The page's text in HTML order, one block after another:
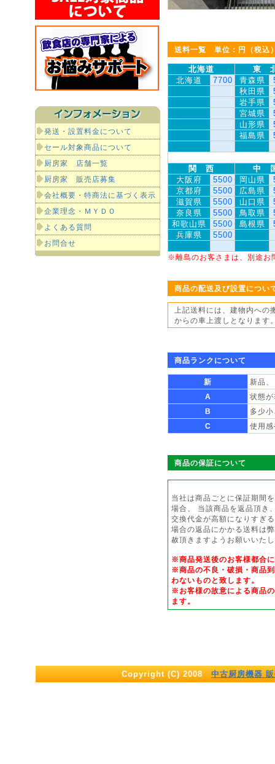
発送・設置料金について
セール対象商品について
厨房家 店舗一覧
厨房家 販売店募集
会社概要・特商法に基づく表示
企業理念・ＭＹＤＯ
よくある質問
お問合せ
送料一覧 単位：円（税込
北海道
東
北海道
7700 青森県
秋田県
岩手県
宮城県
山形県
福島県
関 西
中
大阪府
5500 岡山県
京都府
5500 広島県
滋賀県
5500 山口県
奈良県
5500 鳥取県
和歌山県
5500 島根県
兵庫県
5500
※離島のお客さまは、別途お
商品の配送及び設置につい
上記送料には、建物内へ
からの車上渡しとなります
商品ランクについて
新
新品
A
状態
B
多少
C
使用
商品の保証について
当社は商品ごとに保証期間
場合、 当該商品を返品頂き
交換代金が高額になりすぎ
場合の返品にかかる送料は
赦頂きますようお願いいた
※商品発送後のお客様都合
※商品の不良・破損・商品
わないものと致します。
※お客様の故意による商品
ます。
Copyright (C) 2008 中古厨房機器